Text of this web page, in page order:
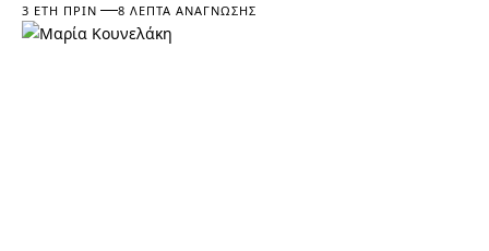
3 ΈΤΗ ΠΡΙΝ 8 ΛΕΠΤΆ ΑΝΆΓΝΩΣΗΣ